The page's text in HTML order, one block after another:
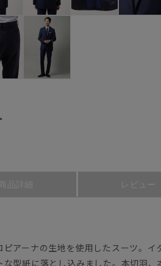
商品詳細 レビュー
アーナの生地を使用したスーツ。イ
型紙に落とし込みました。本切羽、